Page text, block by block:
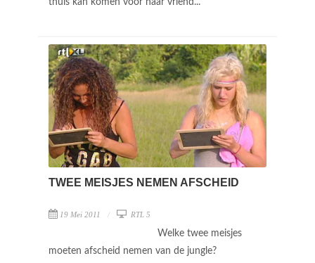
thuis kan komen voor haar vriend...
TWEE MEISJES NEMEN AFSCHEID
19 Mei 2011 RTL 5
Welke twee meisjes
moeten afscheid nemen van de jungle?